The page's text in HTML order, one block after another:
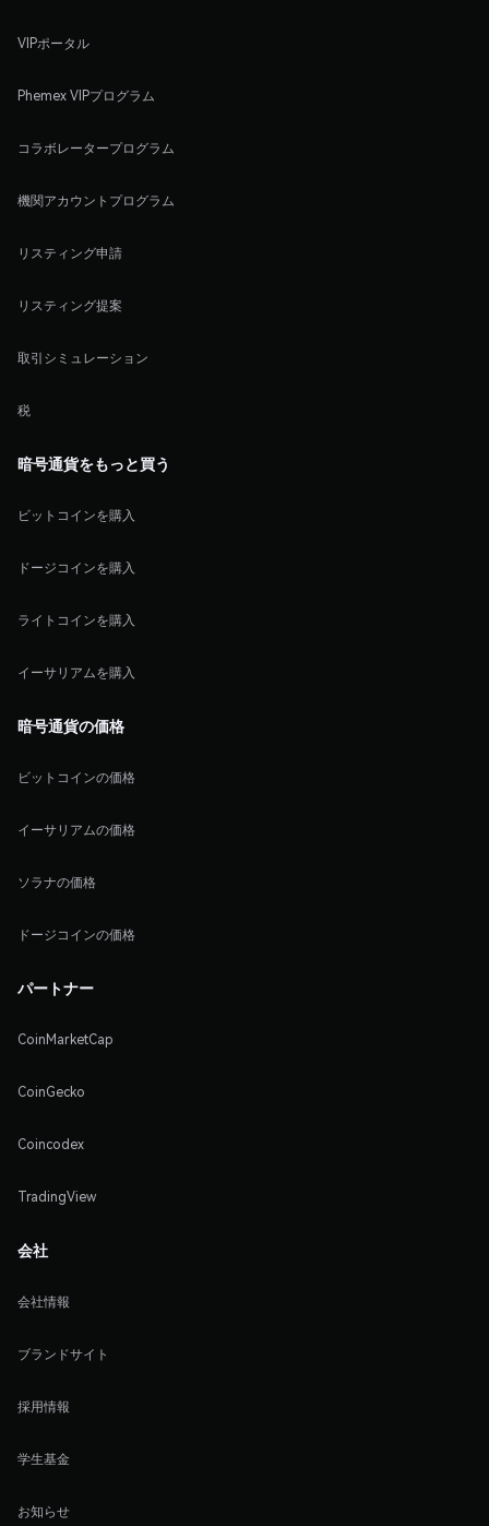
VIPポータル
Phemex VIPプログラム
コラボレータープログラム
機関アカウントプログラム
リスティング申請
リスティング提案
取引シミュレーション
税
暗号通貨をもっと買う
ビットコインを購入
ドージコインを購入
ライトコインを購入
イーサリアムを購入
暗号通貨の価格
ビットコインの価格
イーサリアムの価格
ソラナの価格
ドージコインの価格
パートナー
CoinMarketCap
CoinGecko
Coincodex
TradingView
会社
会社情報
ブランドサイト
採用情報
学生基金
お知らせ